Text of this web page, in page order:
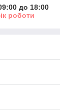
до 18:00
роботи